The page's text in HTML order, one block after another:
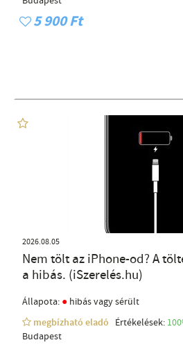
5 900 Ft
2026.08.05
Nem tölt az iPhone-od? A
a hibás. (iSzerelés.hu)
Állapota: ● hibás vagy sérült
megbízható eladó
Értékelések:
Budapest